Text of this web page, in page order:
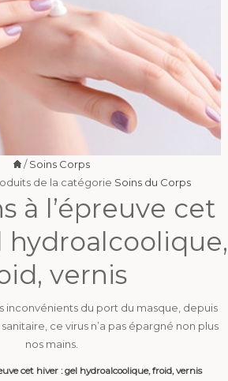
/Soins Corps
de la catégorie Soins du Corps
à l’épreuve cet
hydroalcoolique,
vernis
inconvénients du port du masque, depuis
ce virus n’a pas épargné non plus
nos mains.
cet hiver : gel hydroalcoolique, froid, vernis